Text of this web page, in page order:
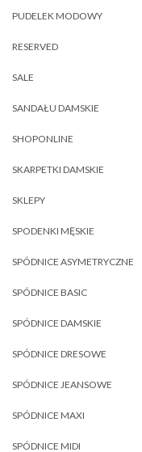
PUDELEK MODOWY
RESERVED
SALE
SANDAŁU DAMSKIE
SHOPONLINE
SKARPETKI DAMSKIE
SKLEPY
SPODENKI MĘSKIE
SPÓDNICE ASYMETRYCZNE
SPÓDNICE BASIC
SPÓDNICE DAMSKIE
SPÓDNICE DRESOWE
SPÓDNICE JEANSOWE
SPÓDNICE MAXI
SPÓDNICE MIDI